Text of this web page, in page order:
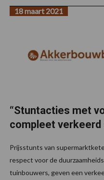
“Stuntacties met
compleet verkeerd
18 maart 2021
Prijsstunts van
respect voor de
tuinbouwers, geven een